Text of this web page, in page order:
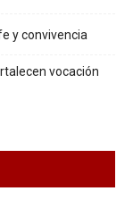
y convivencia
vocación